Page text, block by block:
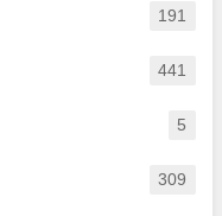
191
441
5
309